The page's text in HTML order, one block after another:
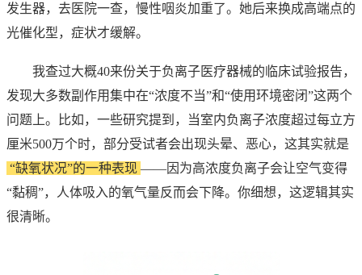
发生器，去医院一查，慢性咽炎加重了。她后来换成高端点的
光催化型，症状才缓解。
我查过大概40来份关于负离子医疗器械的临床试验报告，
发现大多数副作用集中在“浓度不当”和“使用环境密闭”这两个
问题上。比如，一些研究提到，当室内负离子浓度超过每立方
厘米500万个时，部分受试者会出现头晕、恶心，这其实就是
“缺氧状况”的一种表现 ——因为高浓度负离子会让空气变得
“黏稠”，人体吸入的氧气量反而会下降。你细想，这逻辑其实
很清晰。